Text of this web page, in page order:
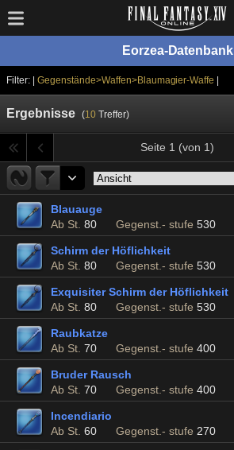
Eorzea-Datenbank
Filter: | Gegenstände>Waffen>Blaumagier-Waffe
Ergebnisse (10Treffer)
Seite 1 (von 1)
Blauauge
Ab St. 80 Gegenst.- stufe 530
Schirm der Höflichkeit
Ab St. 80 Gegenst.- stufe 530
Exquisiter Schirm der Höflichkeit
Ab St. 80 Gegenst.- stufe 530
Raubkatze
Ab St. 70 Gegenst.- stufe 400
Bruder Rausch
Ab St. 70 Gegenst.- stufe 400
Incendiario
Ab St. 60 Gegenst.- stufe 270